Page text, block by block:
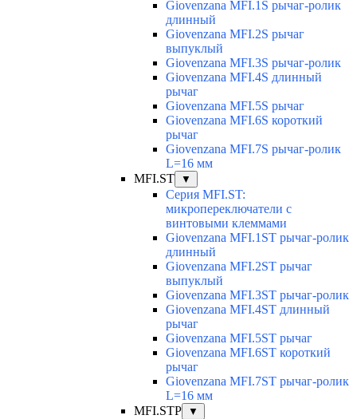
Giovenzana MFI.1S рычаг-ролик
длинный
Giovenzana MFI.2S рычаг
выпуклый
Giovenzana MFI.3S рычаг-ролик
Giovenzana MFI.4S длинный
рычаг
Giovenzana MFI.5S рычаг
Giovenzana MFI.6S короткий
рычаг
Giovenzana MFI.7S рычаг-ролик
L=16 мм
MFI.ST
▼
Серия MFI.ST:
микропереключатели с
винтовыми клеммами
Giovenzana MFI.1ST рычаг-ролик
длинный
Giovenzana MFI.2ST рычаг
выпуклый
Giovenzana MFI.3ST рычаг-ролик
Giovenzana MFI.4ST длинный
рычаг
Giovenzana MFI.5ST рычаг
Giovenzana MFI.6ST короткий
рычаг
Giovenzana MFI.7ST рычаг-ролик
L=16 мм
MFI.STP
▼